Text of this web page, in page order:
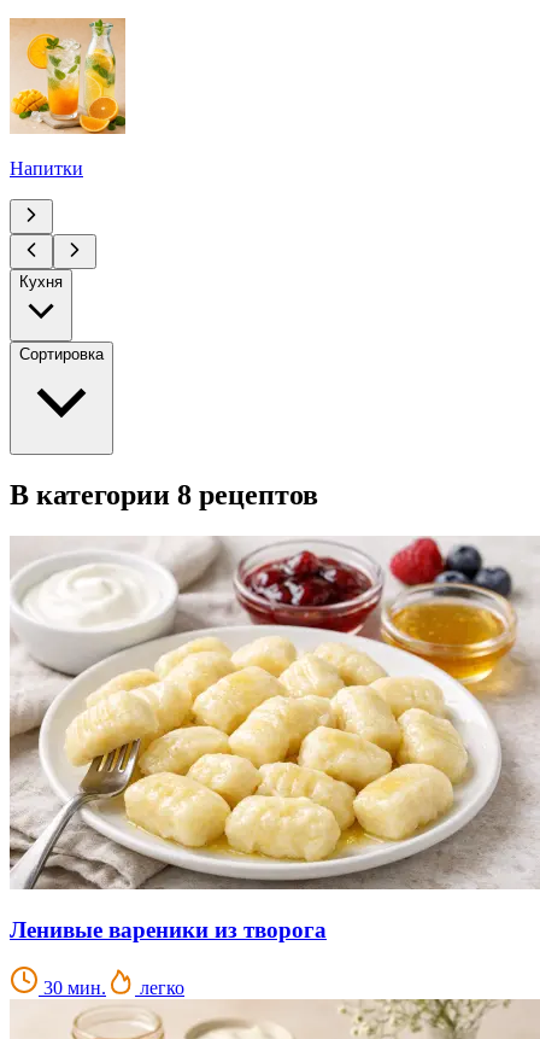
Напитки
Кухня
Сортировка
В категории 8 рецептов
Ленивые вареники из творога
30 мин. легко